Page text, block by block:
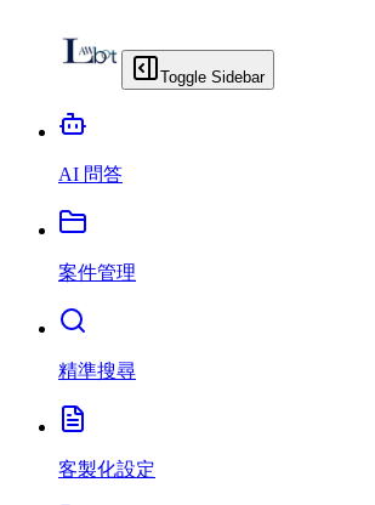
Toggle Sidebar
AI 問答
案件管理
精準搜尋
客製化設定